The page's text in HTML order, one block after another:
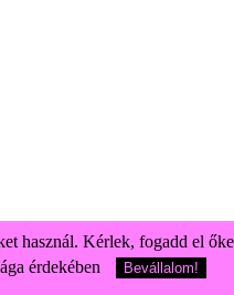
használ. Kérlek, fogadd el
érdekében
Bevállalom!